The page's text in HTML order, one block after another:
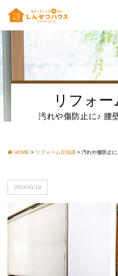
リフォ
汚れや傷防止に♪ 腰
HOME > リフォーム豆知識 > 汚れや傷防止
2024-01-19